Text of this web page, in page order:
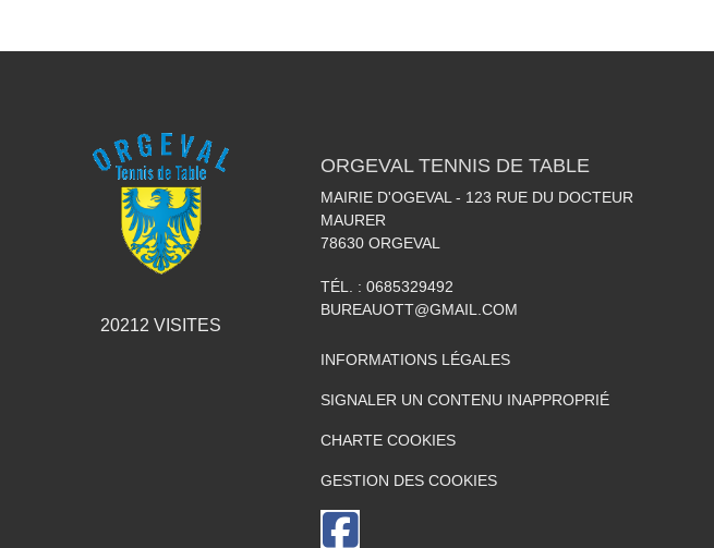
20212 VISITES
ORGEVAL TENNIS DE TABLE
MAIRIE D'OGEVAL - 123 RUE DU DOCTEUR
MAURER
78630 ORGEVAL
TÉL. : 0685329492
BUREAUOTT@GMAIL.COM
INFORMATIONS LÉGALES
SIGNALER UN CONTENU INAPPROPRIÉ
CHARTE COOKIES
GESTION DES COOKIES